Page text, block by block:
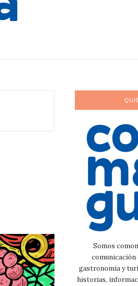
Somos
comunicación
gastronomía y
historias,